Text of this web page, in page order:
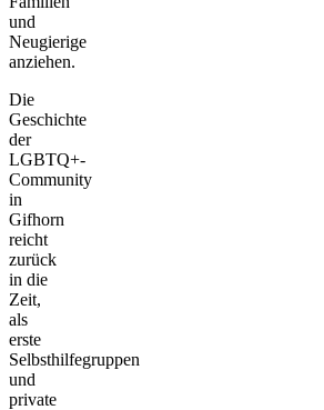
und
Neugierige
anziehen.
Die
Geschichte
der
LGBTQ+-
Community
in
Gifhorn
reicht
zurück
in die
Zeit,
als
erste
Selbsthilfegruppen
und
private